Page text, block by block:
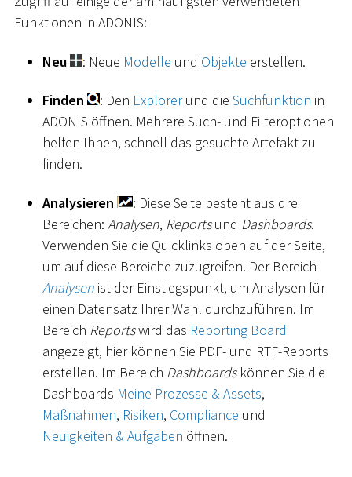
Funktionen in ADONIS:
Neu : Neue Modelle und Objekte erstellen.
Finden : Den Explorerund die Suchfunktion in
ADONIS öffnen. Mehrere Such- und Filteroptionen
helfen Ihnen, schnell das gesuchte Artefakt zu
finden.
Analysieren
: Diese Seite besteht aus drei
Bereichen: Analysen, Reportsund Dashboards.
Verwenden Sie die Quicklinks oben auf der Seite,
um auf diese Bereiche zuzugreifen. Der Bereich
Analysen ist der Einstiegspunkt, um Analysen für
einen Datensatz Ihrer Wahl durchzuführen. Im
Bereich Reportswird das Reporting Board
angezeigt, hier können Sie PDF- und RTF-Reports
erstellen. Im Bereich Dashboardskönnen Sie die
Dashboards Meine Prozesse & Assets,
Maßnahmen, Risiken, Compliance und
Neuigkeiten & Aufgaben öffnen.